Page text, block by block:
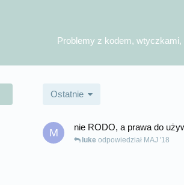
Problemy z kodem,
Ostatnie
M nie RODO, a prawa do
luke odpowiedział MAJ '18